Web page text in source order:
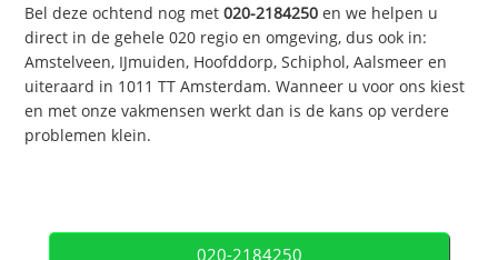
Bel deze ochtend nog met020-2184250 en we helpen u
direct in de gehele 020 regio en omgeving, dus ook in:
Amstelveen, IJmuiden, Hoofddorp, Schiphol, Aalsmeer en
uiteraard in 1011 TT Amsterdam. Wanneer u voor ons kiest
en met onze vakmensen werkt dan is de kans op verdere
problemen klein.